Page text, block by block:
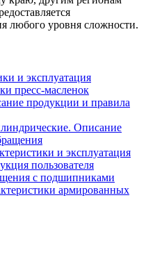
любого уровня сложности.
и эксплуатация
пресс‑масленок
продукции и правила
Описание
и эксплуатация
пользователя
с подшипниками
армированных